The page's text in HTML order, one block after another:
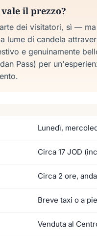
il prezzo?
dei visitatori, sì —
lume di candela
e genuinamente
Pass) per
Lunedì,
Circa 17 JOD
Circa 2 ore,
Breve taxi o a
Venduta al